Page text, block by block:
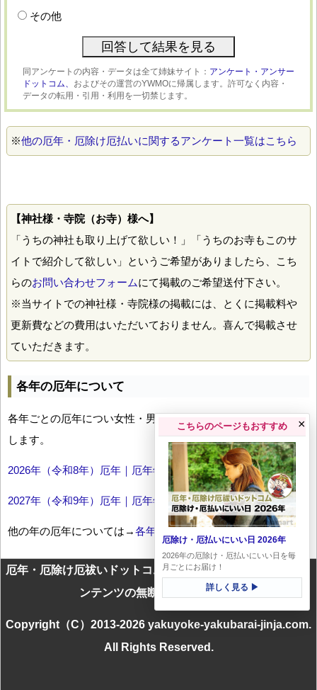
その他
同アンケートの内容・データは全て姉妹サイト： アンケート・アンサー
ドットコム、 およびその運営のYWMOに帰属します。許可なく内容・
データの転用・引用・利用を一切禁じます。
※他の厄年・厄除け厄払いに関するアンケート一覧はこちら
【神社様・寺院（お寺）様へ】
「うちの神社も取り上げて欲しい！」「うちのお寺もこのサ
イトで紹介して欲しい」というご希望がありましたら、こち
らのお問い合わせフォームにて掲載のご希望送付下さい。
※当サイトでの神社様・寺院様の掲載には、とくに掲載料や
更新費などの費用はいただいておりません。喜んで掲載させ
ていただきます。
各年の厄年について
各年ごとの厄年につい女性・男性の年齢早見表とともにお伝え
します。
2026年（令和8年）厄年｜厄年年齢早見表
2027年（令和9年）厄年｜厄年年齢早見表
他の年の厄年については→各年厄年一覧
厄年・厄除け厄祓いドットコムに掲載のテキスト・画像等コ
ンテンツの無断転載を禁じます
Copyright（C）2013-2026 yakuyoke-yakubarai-jinja.com.
All Rights Reserved.
こちらのページもおすすめ
厄除け・厄払いにいい日 2026年
2026年の厄除け・厄払いにいい日を毎
月ごとにお届け！
詳しく見る ▶
×